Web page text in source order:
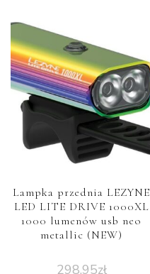
Lampka przednia LEZYNE
LED LITE DRIVE 1000XL
1000 lumenów usb neo
metallic (NEW)
298,95zł